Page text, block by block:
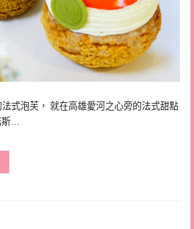
式泡芙， 就在高雄愛河之心旁的法式甜點
斯…